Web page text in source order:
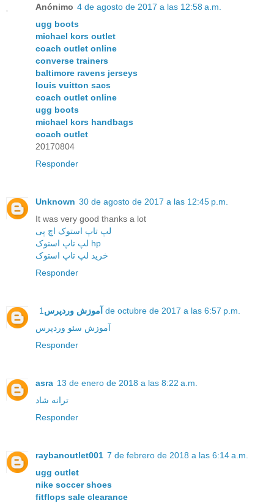
Anónimo 4 de agosto de 2017 a las 12:58 a.m.
ugg boots
michael kors outlet
coach outlet online
converse trainers
baltimore ravens jerseys
louis vuitton sacs
coach outlet online
ugg boots
michael kors handbags
coach outlet
20170804
Responder
Unknown 30 de agosto de 2017 a las 12:45 p.m.
It was very good thanks a lot
لپ تاپ استوک اچ پی
لپ تاپ استوک hp
خرید لپ تاپ استوک
Responder
آموزش وردپرس 1 de octubre de 2017 a las 6:57 p.m.
آموزش سئو وردپرس
Responder
asra 13 de enero de 2018 a las 8:22 a.m.
ترانه شاد
Responder
raybanoutlet001 7 de febrero de 2018 a las 6:14 a.m.
ugg outlet
nike soccer shoes
fitflops sale clearance